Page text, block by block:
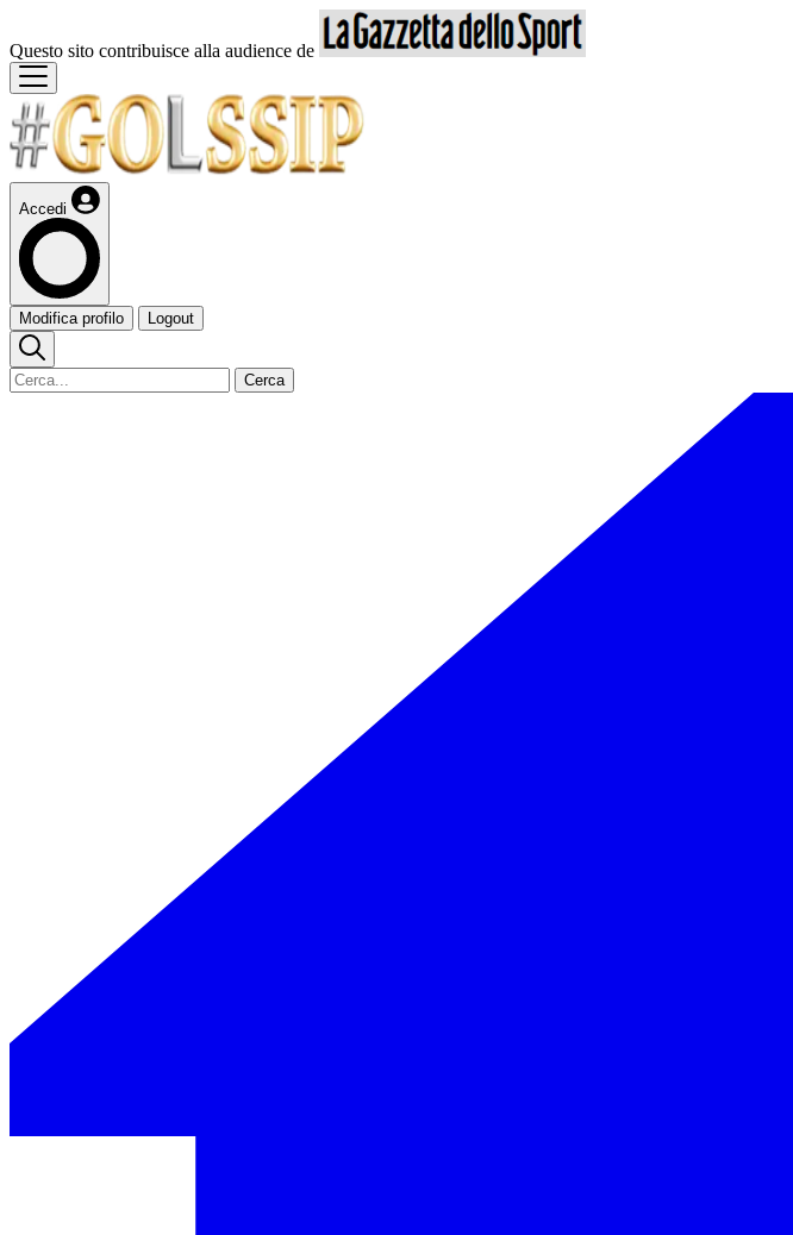
Questo sito contribuisce alla audience de
Accedi
Modifica profilo Logout
Cerca